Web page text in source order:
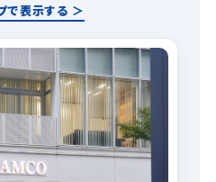
表示する ＞